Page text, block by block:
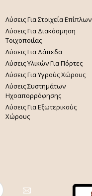
Λύσεις Για Στοιχεία Επίπλων
Λύσεις Για Διακόσμηση
Τοιχοποιίας
Λύσεις Για Δάπεδα
Λύσεις Υλικών Για Πόρτες
Λύσεις Για Υγρούς Χώρους
Λύσεις Συστημάτων
Ηχοαπορρόφησης
Λύσεις Για Εξωτερικούς
Χώρους